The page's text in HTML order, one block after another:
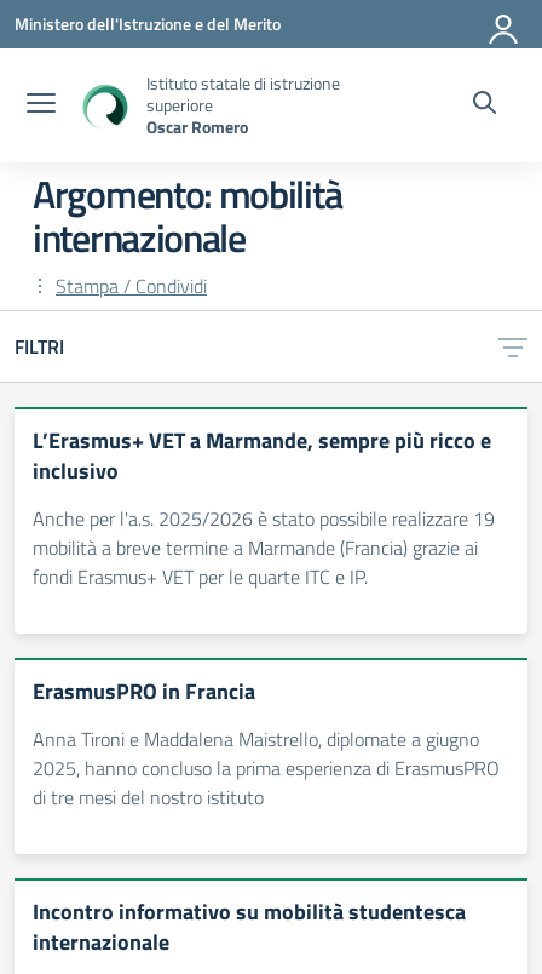
Vai ai contenuti
Vai al menu di navigazione
Vai al footer
Ministero dell'Istruzione e del Merito
Istituto statale di istruzione
superiore
Oscar Romero
Argomento: mobilità
internazionale
Stampa / Condividi
FILTRI
L’Erasmus+ VET a Marmande, sempre più ricco e
inclusivo
Anche per l'a.s. 2025/2026 è stato possibile realizzare 19
mobilità a breve termine a Marmande (Francia) grazie ai
fondi Erasmus+ VET per le quarte ITC e IP.
ErasmusPRO in Francia
Anna Tironi e Maddalena Maistrello, diplomate a giugno
2025, hanno concluso la prima esperienza di ErasmusPRO
di tre mesi del nostro istituto
Incontro informativo su mobilità studentesca
internazionale